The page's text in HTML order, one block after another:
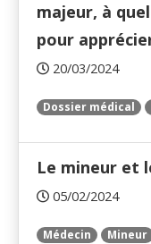
majeur, à
pour
20/03/2024
Dossier médical
Le mineur et
05/02/2024
Médecin Mineur